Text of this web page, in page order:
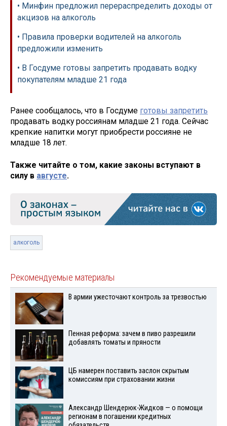
• Минфин предложил перераспределить доходы от
акцизов на алкоголь
• Правила проверки водителей на алкоголь
предложили изменить
• В Госдуме готовы запретить продавать водку
покупателям младше 21 года
Ранее сообщалось, что в Госдуме готовы запретить
продавать водку россиянам младше 21 года. Сейчас
крепкие напитки могут приобрести россияне не
младше 18 лет.
Также читайте о том, какие законы вступают в
силу в августе.
алкоголь
Рекомендуемые материалы
В армии ужесточают контроль за трезвостью
Пенная реформа: зачем в пиво разрешили
добавлять томаты и пряности
ЦБ намерен поставить заслон скрытым
комиссиям при страховании жизни
Александр Шендерюк-Жидков — о помощи
регионам в погашении кредитных